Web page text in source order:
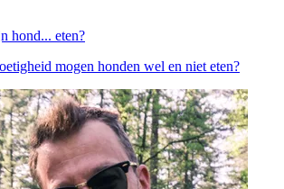
hond... eten?
mogen honden wel en niet eten?